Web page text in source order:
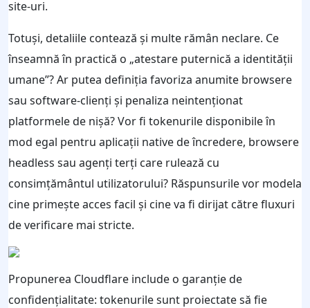
site-uri.
Totuși, detaliile contează și multe rămân neclare. Ce
înseamnă în practică o „atestare puternică a identității
umane”? Ar putea definiția favoriza anumite browsere
sau software-clienți și penaliza neintenționat
platformele de nișă? Vor fi tokenurile disponibile în
mod egal pentru aplicații native de încredere, browsere
headless sau agenți terți care rulează cu
consimțământul utilizatorului? Răspunsurile vor modela
cine primește acces facil și cine va fi dirijat către fluxuri
de verificare mai stricte.
Propunerea Cloudflare include o garanție de
confidențialitate: tokenurile sunt proiectate să fie